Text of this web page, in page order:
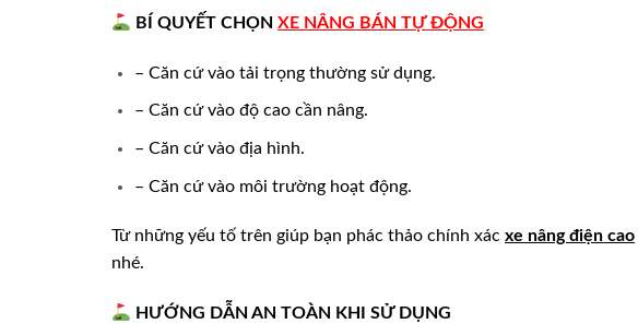
B Í QUYẾT CHỌNXE NÂNG BÁN TỰ ĐỘNG
– Căn cứ vào tải trọng thường sử dụng.
– Căn cứ vào độ cao cần nâng.
– Căn cứ vào địa hình.
– Căn cứ vào môi trường hoạt động.
Từ những yếu tố trên giúp bạn phác thảo chính xác xe nâng điện cao
nhé.
HƯỚNG DẪN AN TOÀN KHI SỬ DỤNG